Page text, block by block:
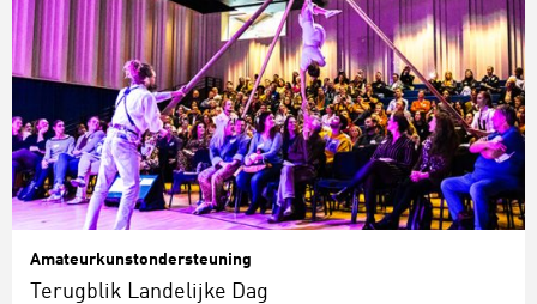
Amateurkunstondersteuning
Terugblik Landelijke Dag